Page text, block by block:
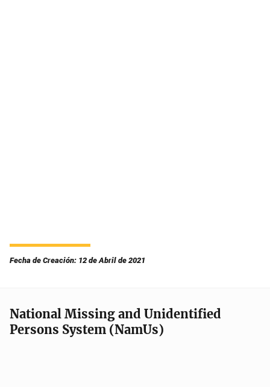
Fecha de Creación: 12 de Abril de 2021
National Missing and Unidentified
Persons System (NamUs)